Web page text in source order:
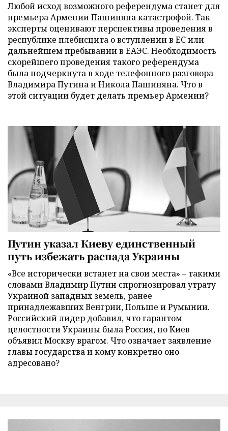
Любой исход возможного референдума станет для
премьера Армении Пашиняна катастрофой. Так
эксперты оценивают перспективы проведения в
республике плебисцита о вступлении в ЕС или
дальнейшем пребывании в ЕАЭС. Необходимость
скорейшего проведения такого референдума
была подчеркнута в ходе телефонного разговора
Владимира Путина и Никола Пашиняна. Что в
этой ситуации будет делать премьер Армении?
Путин указал Киеву единственный
путь избежать распада Украины
«Все исторически встанет на свои места» – такими
словами Владимир Путин спрогнозировал утрату
Украиной западных земель, ранее
принадлежавших Венгрии, Польше и Румынии.
Российский лидер добавил, что гарантом
целостности Украины была Россия, но Киев
объявил Москву врагом. Что означает заявление
главы государства и кому конкретно оно
адресовано?